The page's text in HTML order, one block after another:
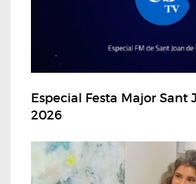
Especial Festa Major Sant
2026